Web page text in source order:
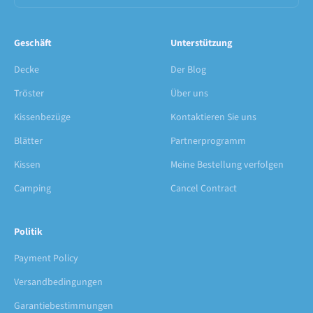
Geschäft
Decke
Tröster
Kissenbezüge
Blätter
Kissen
Camping
Unterstützung
Der Blog
Über uns
Kontaktieren Sie uns
Partnerprogramm
Meine Bestellung verfolgen
Cancel Contract
Politik
Payment Policy
Versandbedingungen
Garantiebestimmungen